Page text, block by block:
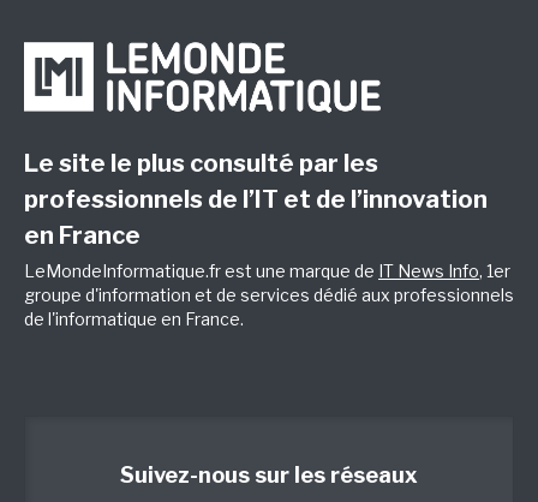
Le site le plus consulté par les
professionnels de l’IT et de l’innovation
en France
LeMondeInformatique.fr est une marque de IT News Info, 1er
groupe d'information et de services dédié aux professionnels
de l'informatique en France.
Suivez-nous sur les réseaux